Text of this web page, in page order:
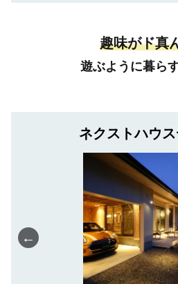
趣味がド真
遊ぶように暮ら
ネクストハウ
←